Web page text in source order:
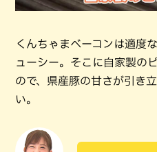
くんちゃまベーコンは適度
ューシー。そこに自家製の
ので、県産豚の甘さが引き
い。